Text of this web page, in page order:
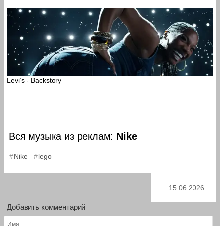
Levi’s - Backstory
Вся музыка из реклам: Nike
Nike lego
15.06.2026
Добавить комментарий
Имя: